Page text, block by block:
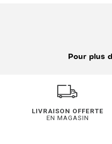
Pour plus
LIVRAISON OFFERTE
EN MAGASIN